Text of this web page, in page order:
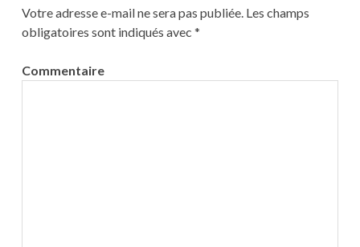
Votre adresse e-mail ne sera pas publiée. Les champs
obligatoires sont indiqués avec *
Commentaire